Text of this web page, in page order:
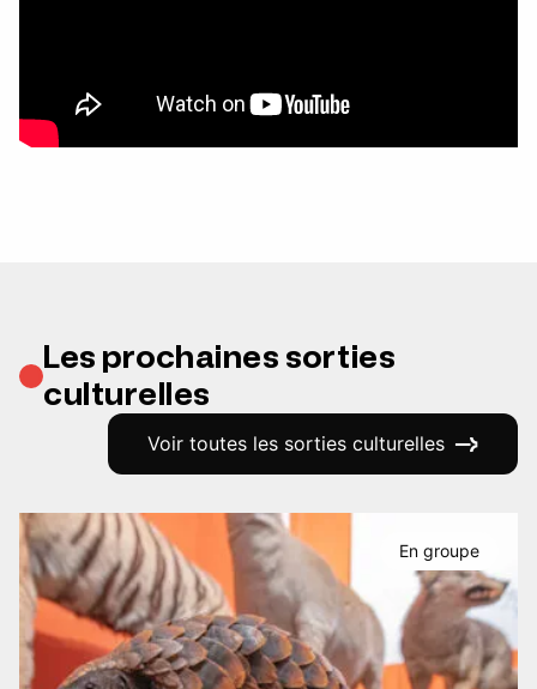
Les prochaines sorties
culturelles
Voir toutes les sorties culturelles
En groupe